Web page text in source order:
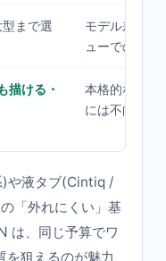
まで選
モデル差が大
ューでの見極
描ける・
本格的なPC
には不向きな
)や液タブ(Cintiq /
「外れにくい」基
は、同じ予算でワ
を狙えるのが魅力